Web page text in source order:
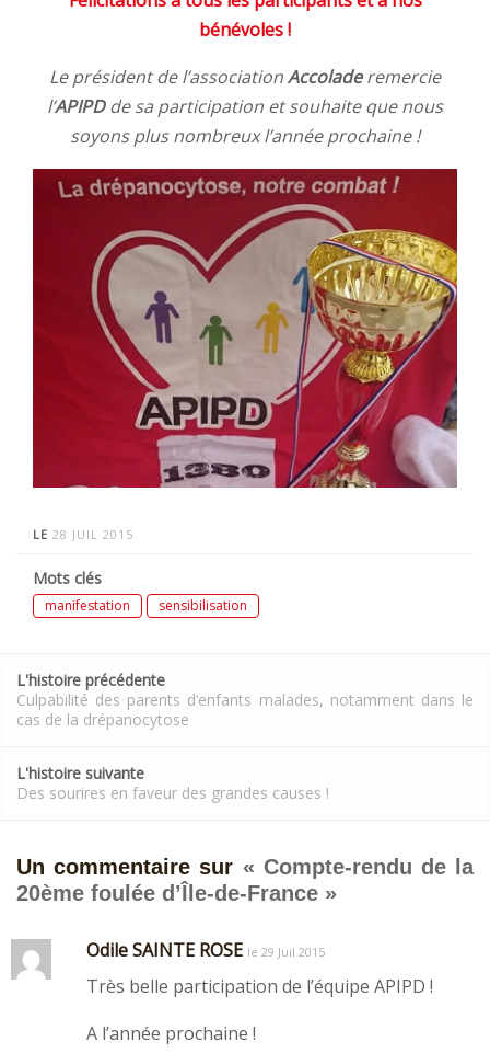
bénévoles !
Le président de l’associationAccoladeremercie
l’APIPDde sa participation et souhaite que nous
soyons plus nombreux l’année prochaine !
LE 28 JUIL 2015
Mots clés
manifestation sensibilisation
navigation
L'histoire précédente
Culpabilité des parents d’enfants malades, notamment dans le
cas de la drépanocytose
L'histoire suivante
Des sourires en faveur des grandes causes !
Un commentaire sur « Compte-rendu de la
20ème foulée d’Île-de-France »
Odile SAINTE ROSE le 29 Juil 2015
Très belle participation de l’équipe APIPD !
A l’année prochaine !